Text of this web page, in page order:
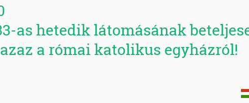
as hetedik látomásának
a római katolikus egyházról!